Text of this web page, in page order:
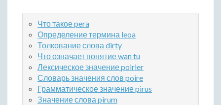
Что такое pera
Определение термина leoa
Толкование слова dirty
Что означает понятие wan tu
Лексическое значение poirier
Словарь значения слов poire
Грамматическое значение pirus
Значение слова pirum